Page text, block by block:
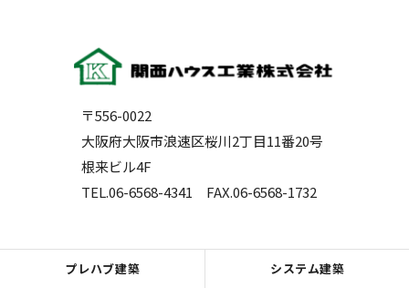
〒556-0022
大阪府大阪市浪速区桜川2丁目11番20号
根来ビル4F
TEL.06-6568-4341 FAX.06-6568-1732
プレハブ建築 システム建築